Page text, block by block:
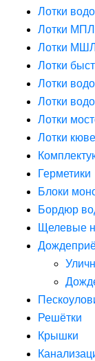
Лотки
Лотки
Лотки
Лотки
Лотки
Лотки
Лотки
Лотки
Герметики
Блоки
Бордюр
Щелевые
Решётки
Крышки